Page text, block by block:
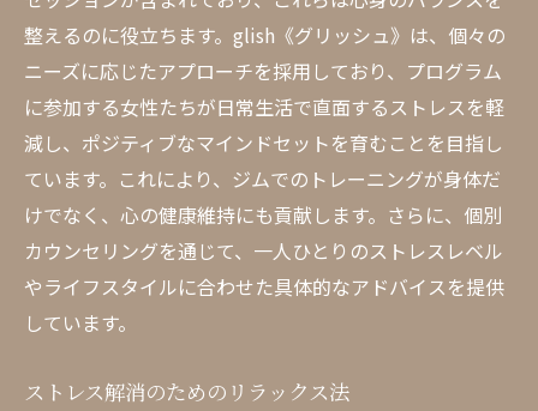
整えるのに役立ちます。glish《グリッシュ》は、個々の
ニーズに応じたアプローチを採用しており、プログラム
に参加する女性たちが日常生活で直面するストレスを軽
減し、ポジティブなマインドセットを育むことを目指し
ています。これにより、ジムでのトレーニングが身体だ
けでなく、心の健康維持にも貢献します。さらに、個別
カウンセリングを通じて、一人ひとりのストレスレベル
やライフスタイルに合わせた具体的なアドバイスを提供
しています。
ストレス解消のためのリラックス法